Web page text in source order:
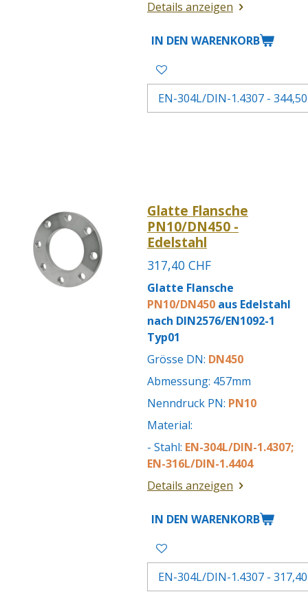
Details anzeigen
IN DEN WARENKORB
Glatte Flansche
PN10/DN450 -
Edelstahl
317,40 CHF
Glatte Flansche
PN10/DN450 aus Edelstahl
nach DIN2576/EN1092-1
Typ01
Grösse DN: DN450
Abmessung: 457mm
Nenndruck PN: PN10
Material:
- Stahl: EN-304L/DIN-1.4307;
EN-316L/DIN-1.4404
Details anzeigen
IN DEN WARENKORB